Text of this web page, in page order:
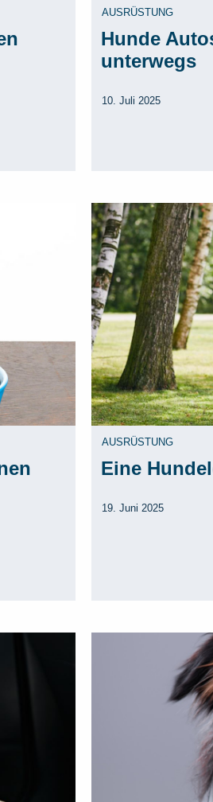
AUSRÜSTUNG
Hunde
unterwegs
10. Juli 2025
AUSRÜSTUNG
Eine
19. Juni 2025